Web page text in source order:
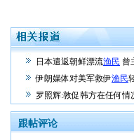
日本遣返朝鲜漂流渔民 曾
伊朗媒体对美军救伊渔民
罗照辉:敦促韩方在任何情
跟帖评论